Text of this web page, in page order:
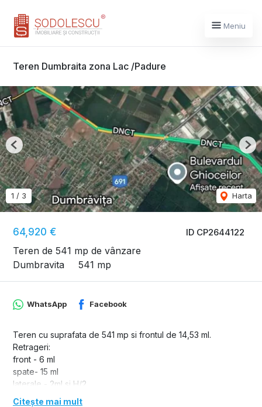
Meniu
Teren Dumbraita zona Lac /Padure
ID CP2644122
64,920 €
Teren de 541 mp de vânzare
Dumbravita
541 mp
1 / 3 Harta
Previous
WhatsApp Facebook
Teren cu suprafata de 541 mp si frontul de 14,53 ml.
Retrageri:
front - 6 ml
spate- 15 ml
laterale - 2ml si H/2
Utilitati in apropiere.
Citește mai mult